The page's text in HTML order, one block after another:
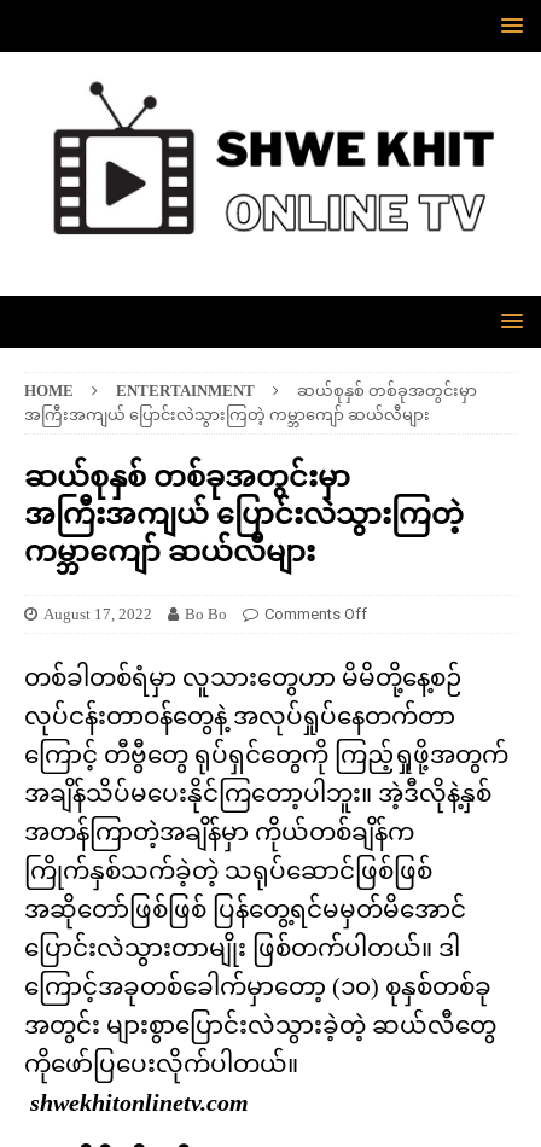
HOME ENTERTAINMENT
ဆယ်စုနှစ် တစ်ခုအတွင်းမှာ
အကြီးအကျယ် ပြောင်းလဲသွားကြတဲ့ ကမ္ဘာကျော် ဆယ်လီများ
ဆယ်စုနှစ် တစ်ခုအတွင်းမှာ
အကြီးအကျယ် ပြောင်းလဲသွားကြတဲ့
ကမ္ဘာကျော် ဆယ်လီများ
August 17, 2022 Bo Bo Comments Off
တစ်ခါတစ်ရံမှာ လူသားတွေဟာ မိမိတို့နေ့စဉ်
လုပ်ငန်းတာဝန်တွေနဲ့ အလုပ်ရှုပ်နေတက်တာ
ကြောင့် တီဗွီတွေ ရုပ်ရှင်တွေကို ကြည့်ရှုဖို့အတွက်
အချိန်သိပ်မပေးနိုင်ကြတော့ပါဘူး။ အဲ့ဒီလိုနဲ့နှစ်
အတန်ကြာတဲ့အချိန်မှာ ကိုယ်တစ်ချိန်က
ကြိုက်နှစ်သက်ခဲ့တဲ့ သရုပ်ဆောင်ဖြစ်ဖြစ်
အဆိုတော်ဖြစ်ဖြစ် ပြန်တွေ့ရင်မမှတ်မိအောင်
ပြောင်းလဲသွားတာမျိုး ဖြစ်တက်ပါတယ်။ ဒါ
ကြောင့်အခုတစ်ခေါက်မှာတော့ (၁၀) စုနှစ်တစ်ခု
အတွင်း များစွာပြောင်းလဲသွားခဲ့တဲ့ ဆယ်လီတွေ
ကိုဖော်ပြပေးလိုက်ပါတယ်။
shwekhitonlinetv.com